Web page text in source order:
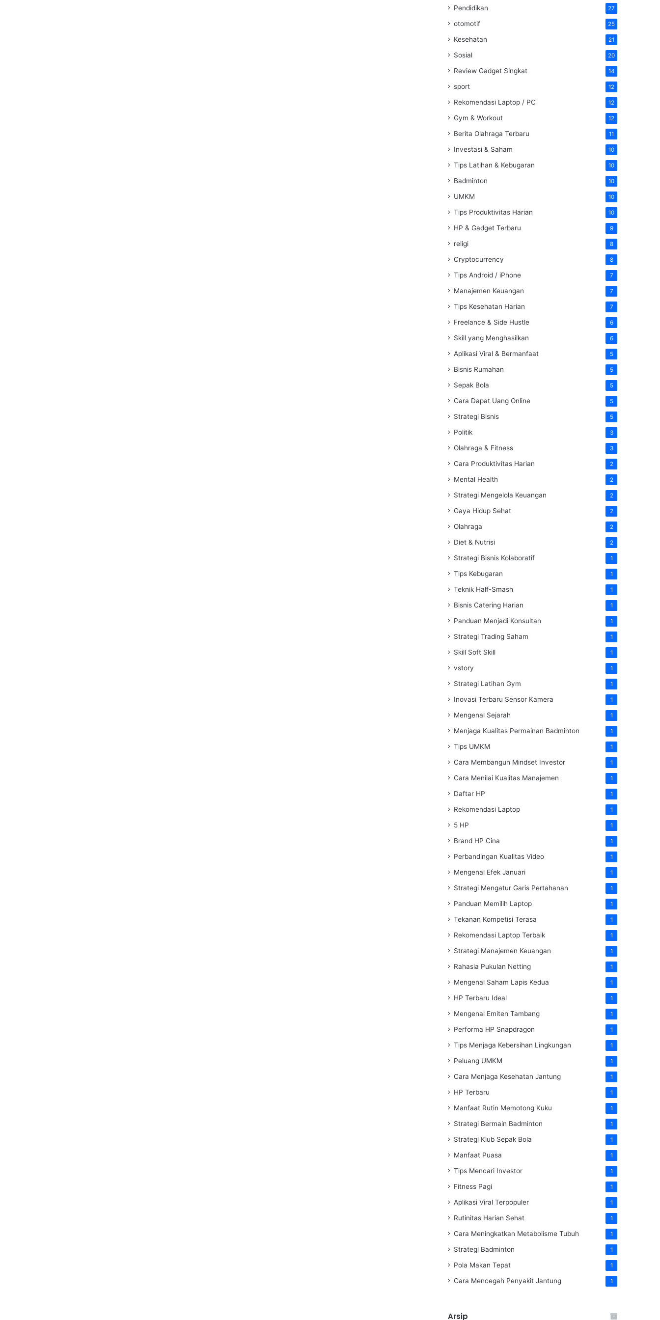
Pendidikan 27
otomotif 25
Kesehatan 21
Sosial 20
Review Gadget Singkat 14
sport 12
Rekomendasi Laptop / PC 12
Gym & Workout 12
Berita Olahraga Terbaru 11
Investasi & Saham 10
Tips Latihan & Kebugaran 10
Badminton 10
UMKM 10
Tips Produktivitas Harian 10
HP & Gadget Terbaru 9
religi 8
Cryptocurrency 8
Tips Android / iPhone 7
Manajemen Keuangan 7
Tips Kesehatan Harian 7
Freelance & Side Hustle 6
Skill yang Menghasilkan 6
Aplikasi Viral & Bermanfaat 5
Bisnis Rumahan 5
Sepak Bola 5
Cara Dapat Uang Online 5
Strategi Bisnis 5
Politik 3
Olahraga & Fitness 3
Cara Produktivitas Harian 2
Mental Health 2
Strategi Mengelola Keuangan 2
Gaya Hidup Sehat 2
Olahraga 2
Diet & Nutrisi 2
Strategi Bisnis Kolaboratif 1
Tips Kebugaran 1
Teknik Half-Smash 1
Bisnis Catering Harian 1
Panduan Menjadi Konsultan 1
Strategi Trading Saham 1
Skill Soft Skill 1
vstory 1
Strategi Latihan Gym 1
Inovasi Terbaru Sensor Kamera 1
Mengenal Sejarah 1
Menjaga Kualitas Permainan Badminton 1
Tips UMKM 1
Cara Membangun Mindset Investor 1
Cara Menilai Kualitas Manajemen 1
Daftar HP 1
Rekomendasi Laptop 1
5 HP 1
Brand HP Cina 1
Perbandingan Kualitas Video 1
Mengenal Efek Januari 1
Strategi Mengatur Garis Pertahanan 1
Panduan Memilih Laptop 1
Tekanan Kompetisi Terasa 1
Rekomendasi Laptop Terbaik 1
Strategi Manajemen Keuangan 1
Rahasia Pukulan Netting 1
Mengenal Saham Lapis Kedua 1
HP Terbaru Ideal 1
Mengenal Emiten Tambang 1
Performa HP Snapdragon 1
Tips Menjaga Kebersihan Lingkungan 1
Peluang UMKM 1
Cara Menjaga Kesehatan Jantung 1
HP Terbaru 1
Manfaat Rutin Memotong Kuku 1
Strategi Bermain Badminton 1
Strategi Klub Sepak Bola 1
Manfaat Puasa 1
Tips Mencari Investor 1
Fitness Pagi 1
Aplikasi Viral Terpopuler 1
Rutinitas Harian Sehat 1
Cara Meningkatkan Metabolisme Tubuh 1
Strategi Badminton 1
Pola Makan Tepat 1
Cara Mencegah Penyakit Jantung 1
Arsip